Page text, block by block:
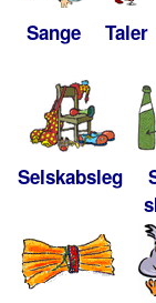
Sange Taler
Selskabsleg